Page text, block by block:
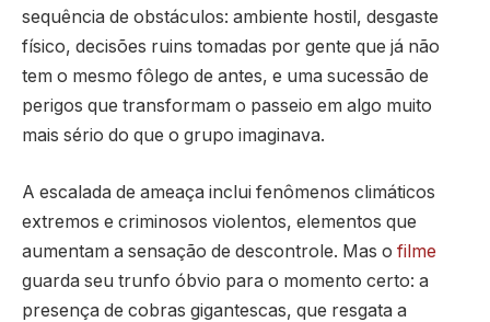
sequência de obstáculos: ambiente hostil, desgaste
físico, decisões ruins tomadas por gente que já não
tem o mesmo fôlego de antes, e uma sucessão de
perigos que transformam o passeio em algo muito
mais sério do que o grupo imaginava.
A escalada de ameaça inclui fenômenos climáticos
extremos e criminosos violentos, elementos que
aumentam a sensação de descontrole. Mas o filme
guarda seu trunfo óbvio para o momento certo: a
presença de cobras gigantescas, que resgata a